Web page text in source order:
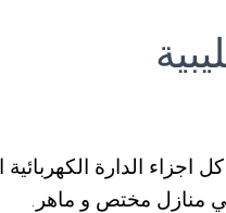
الدارة
منازل مختص و ماهر.